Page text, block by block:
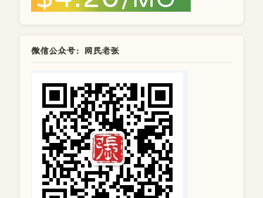
微信公众号：网民老张